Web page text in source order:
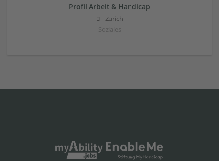
Profil Arbeit & Handicap
Zürich
Soziales